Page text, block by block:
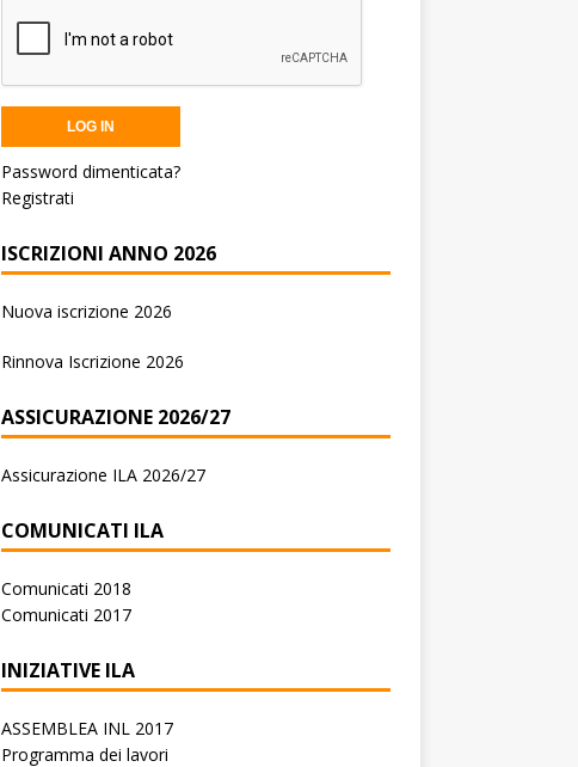
Password dimenticata?
Registrati
ISCRIZIONI ANNO 2026
Nuova iscrizione 2026
Rinnova Iscrizione 2026
ASSICURAZIONE 2026/27
Assicurazione ILA 2026/27
COMUNICATI ILA
Comunicati 2018
Comunicati 2017
INIZIATIVE ILA
ASSEMBLEA INL 2017
Programma dei lavori